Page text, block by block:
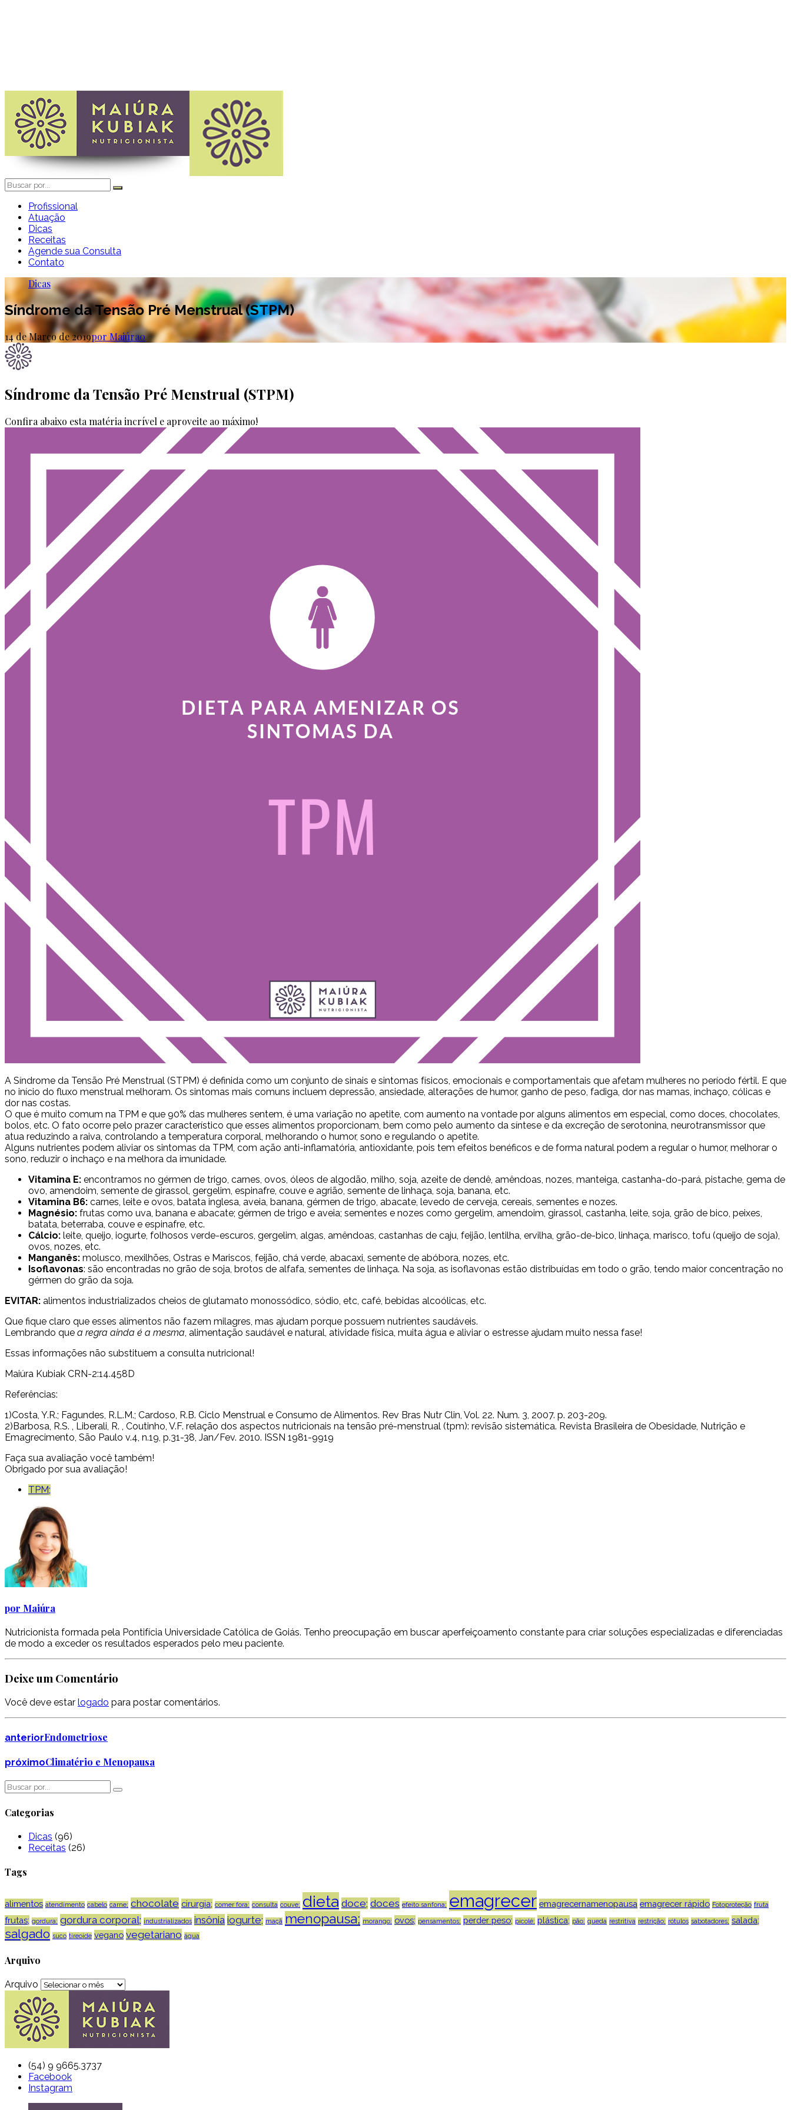
Profissional
Atuação
Dicas
Receitas
Agende sua Consulta
Contato
Dicas
Síndrome da Tensão Pré Menstrual (STPM)
14 de Março de 2019por Maiúra0
Síndrome da Tensão Pré Menstrual (STPM)
Confira abaixo esta matéria incrível e aproveite ao máximo!
A Síndrome da Tensão Pré Menstrual (STPM) é definida como um conjunto de sinais e sintomas físicos, emocionais e comportamentais que afetam mulheres no período fértil. E que
no início do fluxo menstrual melhoram. Os sintomas mais comuns incluem depressão, ansiedade, alterações de humor, ganho de peso, fadiga, dor nas mamas, inchaço, cólicas e
dor nas costas.
O que é muito comum na TPM e que 90% das mulheres sentem, é uma variação no apetite, com aumento na vontade por alguns alimentos em especial, como doces, chocolates,
bolos, etc. O fato ocorre pelo prazer característico que esses alimentos proporcionam, bem como pelo aumento da síntese e da excreção de serotonina, neurotransmissor que
atua reduzindo a raiva, controlando a temperatura corporal, melhorando o humor, sono e regulando o apetite.
Alguns nutrientes podem aliviar os sintomas da TPM, com ação anti-inflamatória, antioxidante, pois tem efeitos benéficos e de forma natural podem a regular o humor, melhorar o
sono, reduzir o inchaço e na melhora da imunidade.
Vitamina E: encontramos no gérmen de trigo, carnes, ovos, óleos de algodão, milho, soja, azeite de dendê, amêndoas, nozes, manteiga, castanha-do-pará, pistache, gema de
ovo, amendoim, semente de girassol, gergelim, espinafre, couve e agrião, semente de linhaça, soja, banana, etc.
Vitamina B6: carnes, leite e ovos, batata inglesa, aveia, banana, gérmen de trigo, abacate, levedo de cerveja, cereais, sementes e nozes.
Magnésio: frutas como uva, banana e abacate; gérmen de trigo e aveia; sementes e nozes como gergelim, amendoim, girassol, castanha, leite, soja, grão de bico, peixes,
batata, beterraba, couve e espinafre, etc.
Cálcio: leite, queijo, iogurte, folhosos verde-escuros, gergelim, algas, amêndoas, castanhas de caju, feijão, lentilha, ervilha, grão-de-bico, linhaça, marisco, tofu (queijo de soja),
ovos, nozes, etc.
Manganês: molusco, mexilhões, Ostras e Mariscos, feijão, chá verde, abacaxi, semente de abóbora, nozes, etc.
Isoflavonas: são encontradas no grão de soja, brotos de alfafa, sementes de linhaça. Na soja, as isoflavonas estão distribuídas em todo o grão, tendo maior concentração no
gérmen do grão da soja.
EVITAR: alimentos industrializados cheios de glutamato monossódico, sódio, etc, café, bebidas alcoólicas, etc.
Que fique claro que esses alimentos não fazem milagres, mas ajudam porque possuem nutrientes saudáveis.
Lembrando que a regra ainda é a mesma , alimentação saudável e natural, atividade física, muita água e aliviar o estresse ajudam muito nessa fase!
Essas informações não substituem a consulta nutricional!
Maiúra Kubiak CRN-2:14.458D
Referências:
1)Costa, Y.R.; Fagundes, R.L.M.; Cardoso, R.B. Ciclo Menstrual e Consumo de Alimentos. Rev Bras Nutr Clin, Vol. 22. Num. 3, 2007. p. 203-209.
2)Barbosa, R.S. , Liberali, R. , Coutinho, V.F. relação dos aspectos nutricionais na tensão pré-menstrual (tpm): revisão sistemática. Revista Brasileira de Obesidade, Nutrição e
Emagrecimento, São Paulo v.4, n.19, p.31-38, Jan/Fev. 2010. ISSN 1981-9919
Faça sua avaliação você também!
Obrigado por sua avaliação!
TPM;
por Maiúra
Nutricionista formada pela Pontifícia Universidade Católica de Goiás. Tenho preocupação em buscar aperfeiçoamento constante para criar soluções especializadas e diferenciadas
de modo a exceder os resultados esperados pelo meu paciente.
Deixe um Comentário
Você deve estar logado para postar comentários.
anteriorEndometriose
próximoClimatério e Menopausa
Categorias
Dicas (96)
Receitas (26)
Tags
alimentos atendimento cabelo carne; chocolate cirurgia; comer fora; consulta couve; dieta doce; doces efeito sanfona; emagrecer emagrecernamenopausa emagrecer rápido Fotoproteção fruta
frutas; gordura; gordura corporal; industrializados insônia iogurte; maçã menopausa; morango; ovos; pensamentos; perder peso; picolé; plástica; pão; queda restritiva restrição; rótulos sabotadores; salada;
salgado suco tireoide vegano vegetariano água
Arquivo
Arquivo
(54) 9 9665.3737
Facebook
Instagram